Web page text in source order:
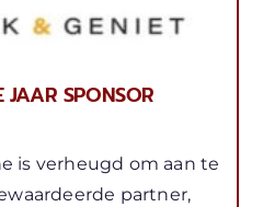
JAAR SPONSOR
is verheugd om aan te
partner,